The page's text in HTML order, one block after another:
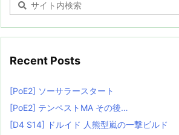
Recent Posts
[PoE2] ソーサラースタート
[PoE2] テンペストMA その後…
[D4 S14] ドルイド 人熊型嵐の一撃ビルド